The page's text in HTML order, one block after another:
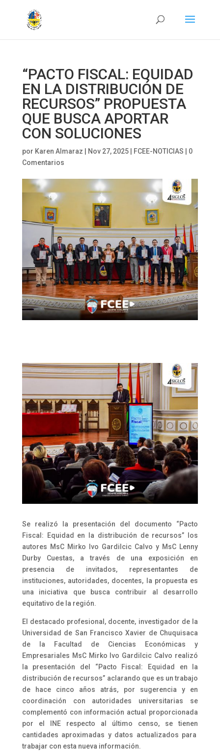
“PACTO FISCAL: EQUIDAD
EN LA DISTRIBUCIÓN DE
RECURSOS” PROPUESTA
QUE BUSCA APORTAR
CON SOLUCIONES
por Karen Almaraz Nov 27, 2025| FCEE-NOTICIAS
0
Comentarios
Se realizó la presentación del documento “Pacto
Fiscal: Equidad en la distribución de recursos” los
autores MsC Mirko Ivo Gardilcic Calvo y MsC Lenny
Durby Cuestas, a través de una exposición en
presencia de invitados, representantes de
instituciones, autoridades, docentes, la propuesta es
una iniciativa que busca contribuir al desarrollo
equitativo de la región.
El destacado profesional, docente, investigador de la
Universidad de San Francisco Xavier de Chuquisaca
de la Facultad de Ciencias Económicas y
Empresariales MsC Mirko Ivo Gardilcic Calvo realizó
la presentación del “Pacto Fiscal: Equidad en la
distribución de recursos” aclarando que es un trabajo
de hace cinco años atrás, por sugerencia y en
coordinación con autoridades universitarias se
complementó con información actual proporcionada
por el INE respecto al último censo, se tienen
cantidades aproximadas y datos actualizados para
trabajar con esta nueva información.